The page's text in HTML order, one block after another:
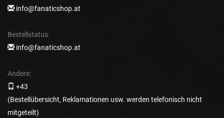
info@fanaticshop.at
Bestellstatus:
info@fanaticshop.at
Andere:
+43
(Bestellübersicht, Reklamationen usw. werden telefonisch nicht
mitgeteilt)